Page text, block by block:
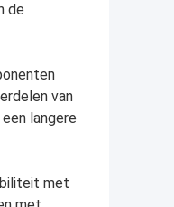
de
van
langere
met